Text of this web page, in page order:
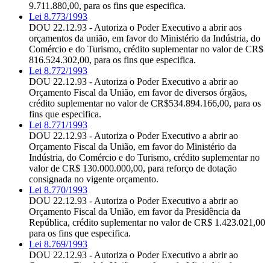
9.711.880,00, para os fins que especifica.
Lei 8.773/1993
DOU 22.12.93 - Autoriza o Poder Executivo a abrir aos
orçamentos da união, em favor do Ministério da Indústria, do
Comércio e do Turismo, crédito suplementar no valor de CR$
816.524.302,00, para os fins que especifica.
Lei 8.772/1993
DOU 22.12.93 - Autoriza o Poder Executivo a abrir ao
Orçamento Fiscal da União, em favor de diversos órgãos,
crédito suplementar no valor de CR$534.894.166,00, para os
fins que especifica.
Lei 8.771/1993
DOU 22.12.93 - Autoriza o Poder Executivo a abrir ao
Orçamento Fiscal da União, em favor do Ministério da
Indústria, do Comércio e do Turismo, crédito suplementar no
valor de CR$ 130.000.000,00, para reforço de dotação
consignada no vigente orçamento.
Lei 8.770/1993
DOU 22.12.93 - Autoriza o Poder Executivo a abrir ao
Orçamento Fiscal da União, em favor da Presidência da
República, crédito suplementar no valor de CR$ 1.423.021,00
para os fins que especifica.
Lei 8.769/1993
DOU 22.12.93 - Autoriza o Poder Executivo a abrir ao